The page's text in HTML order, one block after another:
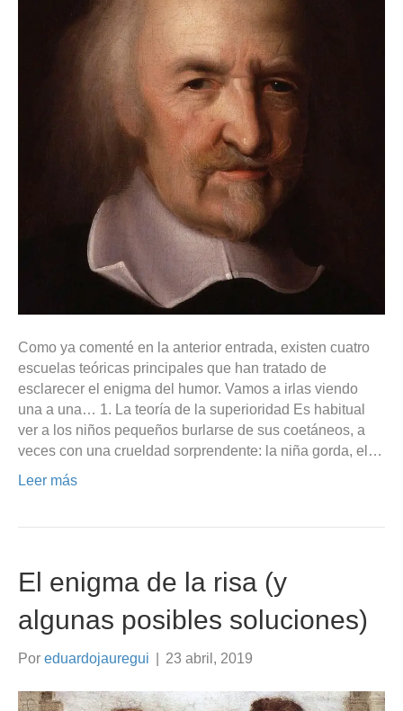
Como ya comenté en la anterior entrada, existen cuatro
escuelas teóricas principales que han tratado de
esclarecer el enigma del humor. Vamos a irlas viendo
una a una… 1. La teoría de la superioridad Es habitual
ver a los niños pequeños burlarse de sus coetáneos, a
veces con una crueldad sorprendente: la niña gorda, el…
Leer más
El enigma de la risa (y
algunas posibles soluciones)
Por eduardojauregui 23 abril, 2019